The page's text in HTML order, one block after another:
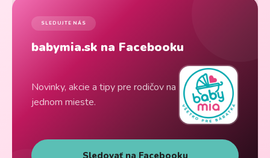
SLEDUJTE NÁS
babymia.sk na Facebooku
Novinky, akcie a tipy pre rodičov na
jednom mieste.